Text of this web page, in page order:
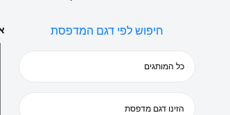
חיפוש לפי דגם המדפסת